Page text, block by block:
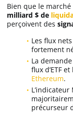
Bien que le
milliard $ de
perçoivent des
Les flux
fortement
La demande
flux d’ETF
Ethereum.
précurseur